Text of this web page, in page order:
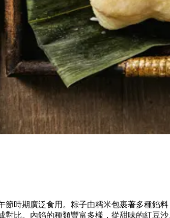
節時期廣泛食用。粽子由糯米包裹著多種餡
對比。內餡的種類豐富多樣，從甜味的紅豆